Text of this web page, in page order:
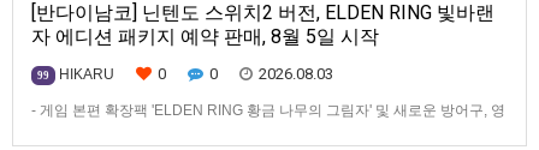
[반다이남코] 닌텐도 스위치2 버전, ELDEN RING 빛바랜
자 에디션 패키지 예약 판매, 8월 5일 시작
99 HIKARU 0 0 2026.08.03
- 게임 본편 확장팩 'ELDEN RING 황금 나무의 그림자' 및 새로운 방어구, 영